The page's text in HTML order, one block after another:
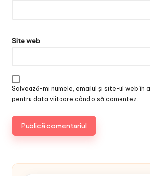
Site web
Salvează-mi numele, emailul și site-ul web în
pentru data viitoare când o să comentez.